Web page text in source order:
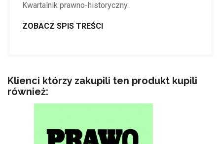
Kwartalnik prawno-historyczny.
ZOBACZ SPIS TREŚCI
Klienci którzy zakupili ten produkt kupili
również: